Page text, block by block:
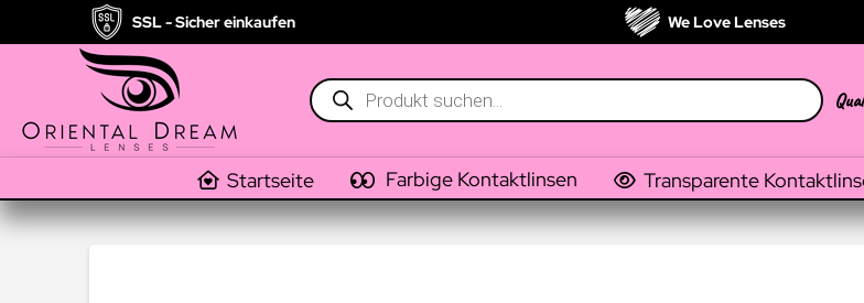
SSL - Sicher einkaufen We Love Lenses
Products
search
Startseite Farbige Kontaktlinsen Transparente